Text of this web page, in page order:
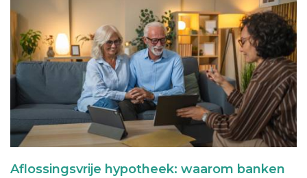
Aflossingsvrije hypotheek: waarom banken